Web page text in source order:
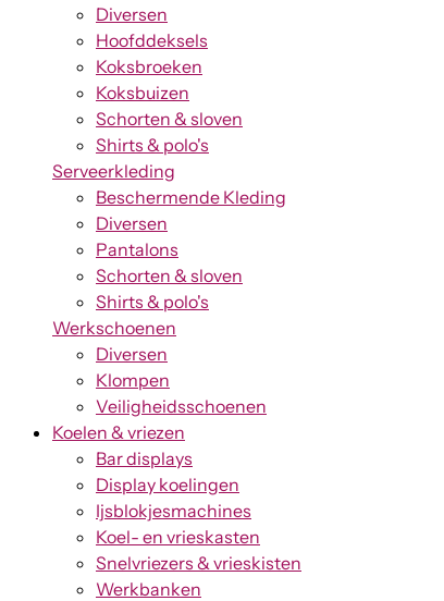
Diversen
Hoofddeksels
Koksbroeken
Koksbuizen
Schorten & sloven
Shirts & polo's
Serveerkleding
Beschermende Kleding
Diversen
Pantalons
Schorten & sloven
Shirts & polo's
Werkschoenen
Diversen
Klompen
Veiligheidsschoenen
Koelen & vriezen
Bar displays
Display koelingen
Ijsblokjesmachines
Koel- en vrieskasten
Snelvriezers & vrieskisten
Werkbanken